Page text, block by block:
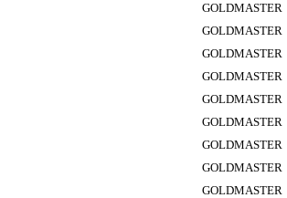
GOLDMASTER
GOLDMASTER
GOLDMASTER
GOLDMASTER
GOLDMASTER
GOLDMASTER
GOLDMASTER
GOLDMASTER
GOLDMASTER